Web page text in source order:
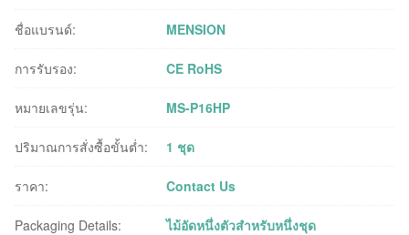
ชื่อแบรนด์: MENSION
การรับรอง: CE RoHS
หมายเลขรุ่น: MS-P16HP
ปริมาณการสั่งซื้อขั้นต่ำ: 1 ชุด
ราคา: Contact Us
Packaging Details: ไม้อัดหนึ่งตัวสำหรับหนึ่งชุด